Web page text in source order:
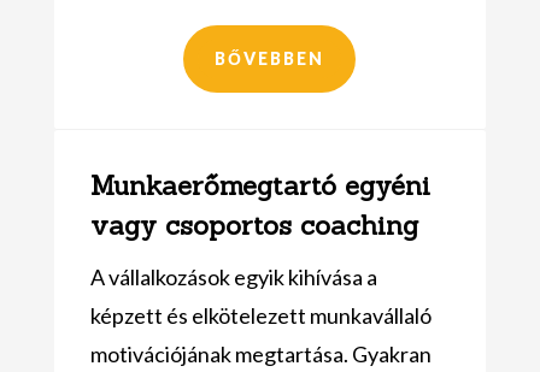
BŐVEBBEN
Munkaerőmegtartó egyéni
vagy csoportos coaching
A vállalkozások egyik kihívása a
képzett és elkötelezett munkavállaló
motivációjának megtartása. Gyakran